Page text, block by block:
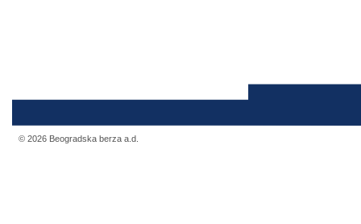
© 2026 Beogradska berza a.d.